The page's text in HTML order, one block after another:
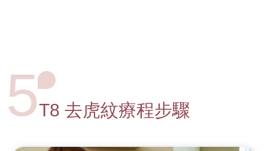
5T8 去虎紋療程步驟